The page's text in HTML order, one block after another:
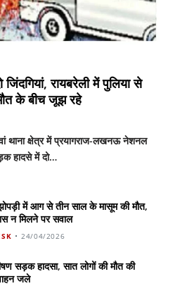
रायबरेली में पुलिया से
के बीच जूझ रहे
थाना क्षेत्र में प्रयागराज-लखनऊ नेशनल
हादसे में दो…
में आग से तीन साल के मासूम की मौत,
न मिलने पर सवाल
24/04/2026
सड़क हादसा, सात लोगों की मौत की
जले